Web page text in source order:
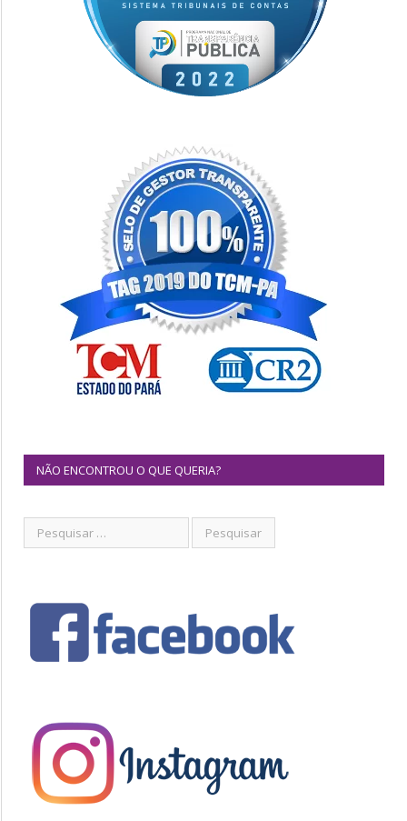
NÃO ENCONTROU O QUE QUERIA?